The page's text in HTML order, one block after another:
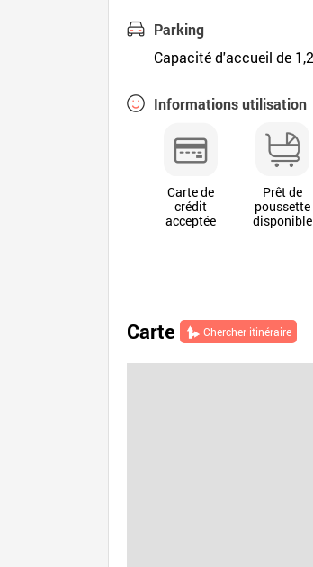
Parking
Capacité d'accueil de
Informations utilisation
Carte de
crédit
acceptée
Prêt de
poussette
disponible
Carte Chercher itinéraire